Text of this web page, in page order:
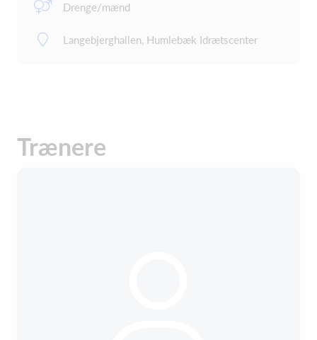
Drenge/mænd
Langebjerghallen, Humlebæk Idrætscenter
Trænere